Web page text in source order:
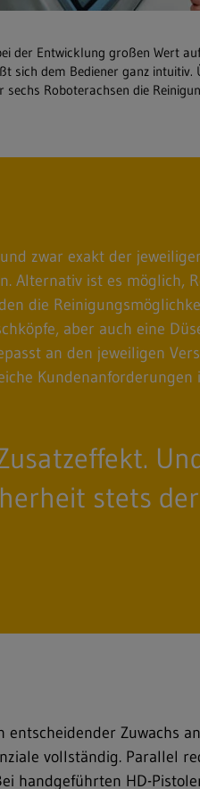
der Entwicklung großen Wert
sich dem Bediener ganz
sechs Roboterachsen die
zwar exakt der
Alternativ ist es möglich,
die
aber auch eine
an den jeweiligen
stets
Zuwachs
vollständig. Parallel
handgeführten HD-